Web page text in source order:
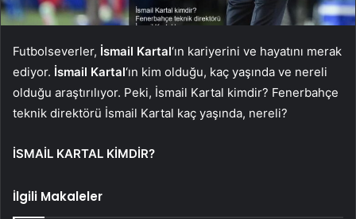
Futbolseverler, İsmail Kartal‘ın kariyerini ve hayatını merak
ediyor. İsmail Kartal‘ın kim olduğu, kaç yaşında ve nereli
olduğu araştırılıyor. Peki, İsmail Kartal kimdir? Fenerbahçe
teknik direktörü İsmail Kartal kaç yaşında, nereli?
İSMAİL KARTAL KİMDİR?
İlgili Makaleler